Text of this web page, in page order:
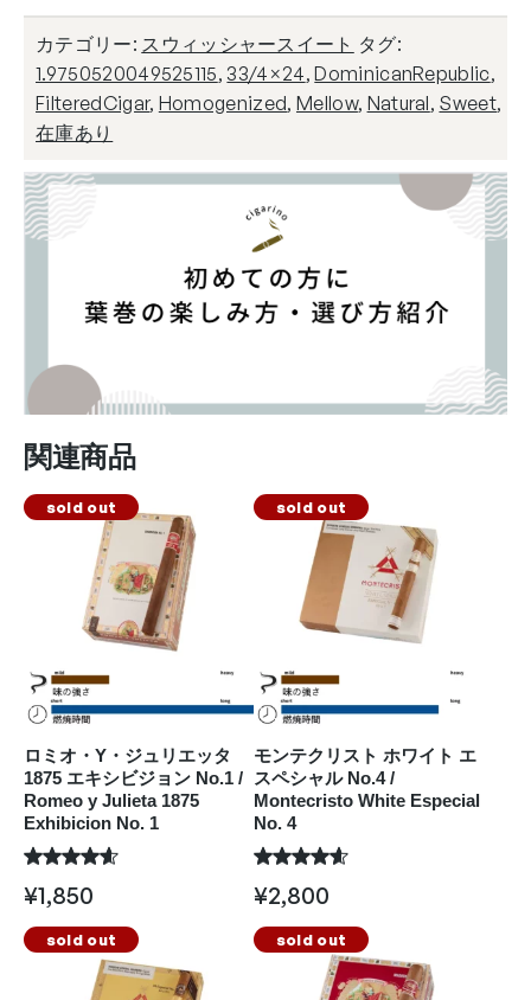
カテゴリー: スウィッシャースイート タグ:
1.9750520049525115, 33/4×24,DominicanRepublic,
FilteredCigar, Homogenized, Mellow, Natural, Sweet,
在庫あり
関連商品
sold out
ロミオ・Y・ジュリエッタ
1875 エキシビジョン No.1 /
Romeo y Julieta 1875
Exhibicion No. 1
¥1,850
sold out
モンテクリスト ホワイト エ
スペシャル No.4 /
Montecristo White Especial
No. 4
¥2,800
sold out sold out